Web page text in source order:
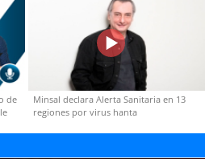
de
Minsal declara Alerta Sanitaria en 13
regiones por virus hanta